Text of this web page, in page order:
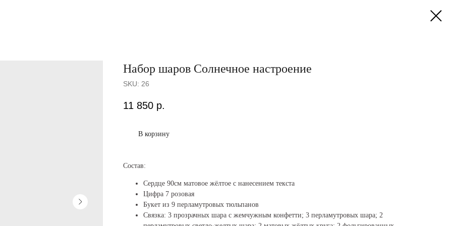
Набор шаров Солнечное настроение
SKU: 26
11 850 р.
В корзину
Состав:
Сердце 90см матовое жёлтое с нанесением текста
Цифра 7 розовая
Букет из 9 перламутровых тюльпанов
Связка: 3 прозрачных шара с жемчужным конфетти; 3 перламутровых шара; 2